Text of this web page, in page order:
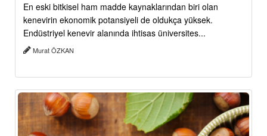
En eski bitkisel ham madde kaynaklarından biri olan
kenevirin ekonomik potansiyeli de oldukça yüksek.
Endüstriyel kenevir alanında ihtisas üniversites...
Murat ÖZKAN